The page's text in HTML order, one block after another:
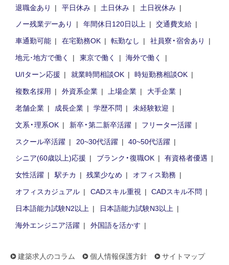
退職金あり
平日休み 土日休み
土日祝休み
ノー残業デーあり
年間休日120日以上
交通費支給
車通勤可能
在宅勤務OK 転勤なし
社員寮・宿舍あり
地元･地方で働く
東京で働く
海外で働く
U/Iターン応援
就業時間相談OK
時短勤務相談OK
複数名採用
外資系企業 上場企業
大手企業
老舗企業
成長企業 学歴不問
未経験歓迎
文系・理系OK
新卒・第二新卒活躍
フリーター活躍
スクール卒活躍
20~30代活躍
40~50代活躍
シニア(60歳以上)応援
ブランク・復職OK
有資格者優遇
女性活躍
駅チカ 残業少なめ
オフィス勤務
オフィスカジュアル
CADスキル重視
CADスキル不問
日本語能力試験N2以上
日本語能力試験N3以上
海外エンジニア活躍
外国語を活かす
建築求人のコラム 個人情報保護方針 サイトマップ